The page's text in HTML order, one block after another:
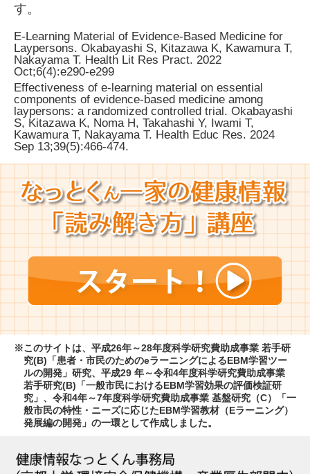
す。
E-Learning Material of Evidence-Based Medicine for
Laypersons. Okabayashi S, Kitazawa K, Kawamura T,
Nakayama T. Health Lit Res Pract. 2022
Oct;6(4):e290-e299
Effectiveness of e-learning material on essential
components of evidence-based medicine among
laypersons: a randomized controlled trial. Okabayashi
S, Kitazawa K, Noma H, Takahashi Y, Iwami T,
Kawamura T, Nakayama T. Health Educ Res. 2024
Sep 13;39(5):466-474.
※このサイトは、平成26年～28年度科学研究費助成事業 若手研
究(B)「患者・市民のためのeラーニングによるEBM学習ツー
ルの開発」研究、平成29 年～令和4年度科学研究費助成事業
若手研究(B)「一般市民におけるEBM学習効果の評価検証研
究」、令和4年～7年度科学研究費助成事業 基盤研究（C）「一
般市民の特性・ニーズに応じたEBM学習教材（Eラーニング）
発展編の開発」の一環として作成しました。